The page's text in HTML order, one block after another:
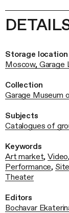
Storage location
Moscow, Garage
Collection
Garage Museum
Subjects
Catalogues of
Keywords
Art market,Video
Performance,
Theater
Editors
Bochavar